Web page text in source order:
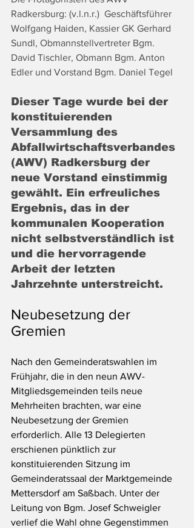
Radkersburg: (v.l.n.r.)  Geschäftsführer
Wolfgang Haiden, Kassier GK Gerhard
Sundl, Obmannstellvertreter Bgm.
David Tischler, Obmann Bgm. Anton
Edler und Vorstand Bgm. Daniel Tegel
Dieser Tage wurde bei der
konstituierenden
Versammlung des
Abfallwirtschaftsverbandes
(AWV) Radkersburg der
neue Vorstand einstimmig
gewählt. Ein erfreuliches
Ergebnis, das in der
kommunalen Kooperation
nicht selbstverständlich ist
und die hervorragende
Arbeit der letzten
Jahrzehnte unterstreicht.
Neubesetzung der
Gremien
Nach den Gemeinderatswahlen im
Frühjahr, die in den neun AWV-
Mitgliedsgemeinden teils neue
Mehrheiten brachten, war eine
Neubesetzung der Gremien
erforderlich. Alle 13 Delegierten
erschienen pünktlich zur
konstituierenden Sitzung im
Gemeinderatssaal der Marktgemeinde
Mettersdorf am Saßbach. Unter der
Leitung von Bgm. Josef Schweigler
verlief die Wahl ohne Gegenstimmen